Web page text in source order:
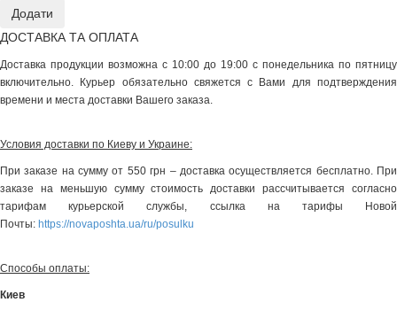
ДОСТАВКА ТА ОПЛАТА
Доставка продукции возможна с 10:00 до 19:00 с понедельника по пятницу
включительно. Курьер обязательно свяжется с Вами для подтверждения
времени и места доставки Вашего заказа.
Условия доставки по Киеву и Украине:
При заказе на сумму от 550 грн – доставка осуществляется бесплатно. При
заказе на меньшую сумму стоимость доставки рассчитывается согласно
тарифам курьерской службы, ссылка на тарифы Новой
Почты: https://novaposhta.ua/ru/posulku
Способы оплаты:
Киев